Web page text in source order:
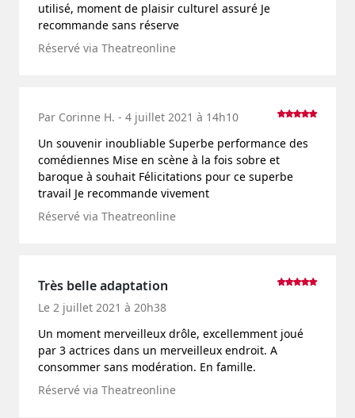
utilisé, moment de plaisir culturel assuré Je
recommande sans réserve
Réservé via Theatreonline
Par Corinne H. - 4 juillet 2021 à 14h10
Un souvenir inoubliable Superbe performance des
comédiennes Mise en scène à la fois sobre et
baroque à souhait Félicitations pour ce superbe
travail Je recommande vivement
Réservé via Theatreonline
Très belle adaptation
Le 2 juillet 2021 à 20h38
Un moment merveilleux drôle, excellemment joué
par 3 actrices dans un merveilleux endroit. A
consommer sans modération. En famille.
Réservé via Theatreonline